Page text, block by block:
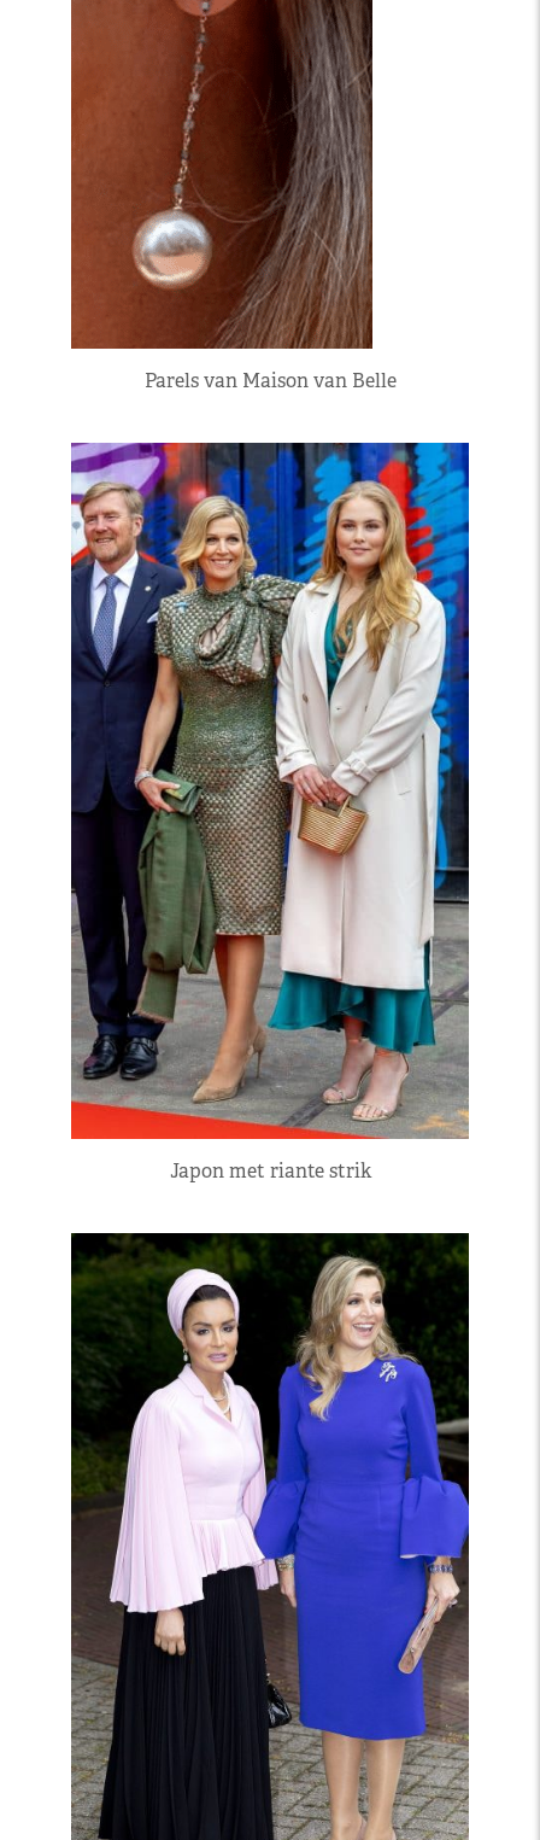
Parels van Maison van Belle
Japon met riante strik